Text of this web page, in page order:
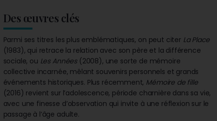
Des œuvres clés
Parmi ses titres les plus emblématiques, on peut citer La Place
(1983), qui retrace la relation avec son père et la différence
sociale, ou Les Années(2008), une sorte de mémoire
collective incarnée, mêlant souvenirs personnels et grands
événements historiques. Plus récemment, Mémoire de fille
(2016) revient sur l’adolescence, période charnière dans sa vie,
avec une finesse d’observation qui invite à une réflexion sur le
passage à l’âge adulte.